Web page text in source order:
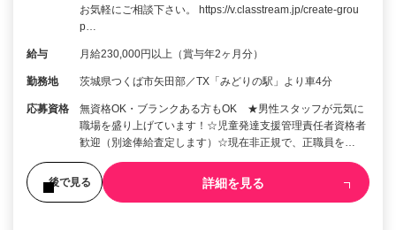
お気軽にご相談下さい。 https://v.classtream.jp/create-grou
p…
給与 月給230,000円以上（賞与年2ヶ月分）
勤務地 茨城県つくば市矢田部／TX「みどりの駅」より車4分
応募資格
無資格OK・ブランクある方もOK ★男性スタッフが元気に
職場を盛り上げています！☆児童発達支援管理責任者資格者
歓迎（別途俸給査定します）☆現在非正規で、正職員を…
後で見る 詳細を見る